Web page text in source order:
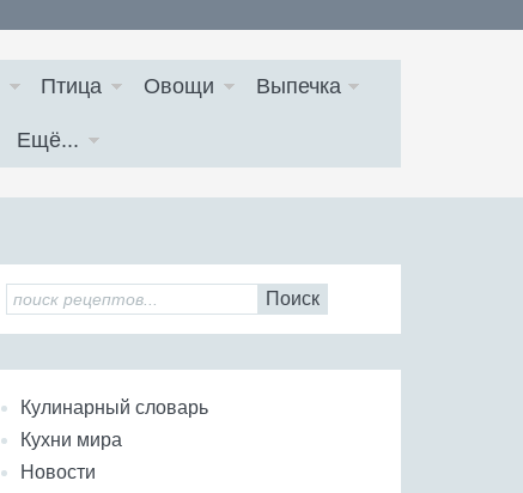
Птица Овощи Выпечка
Ещё...
Поиск
Кулинарный словарь
Кухни мира
Новости